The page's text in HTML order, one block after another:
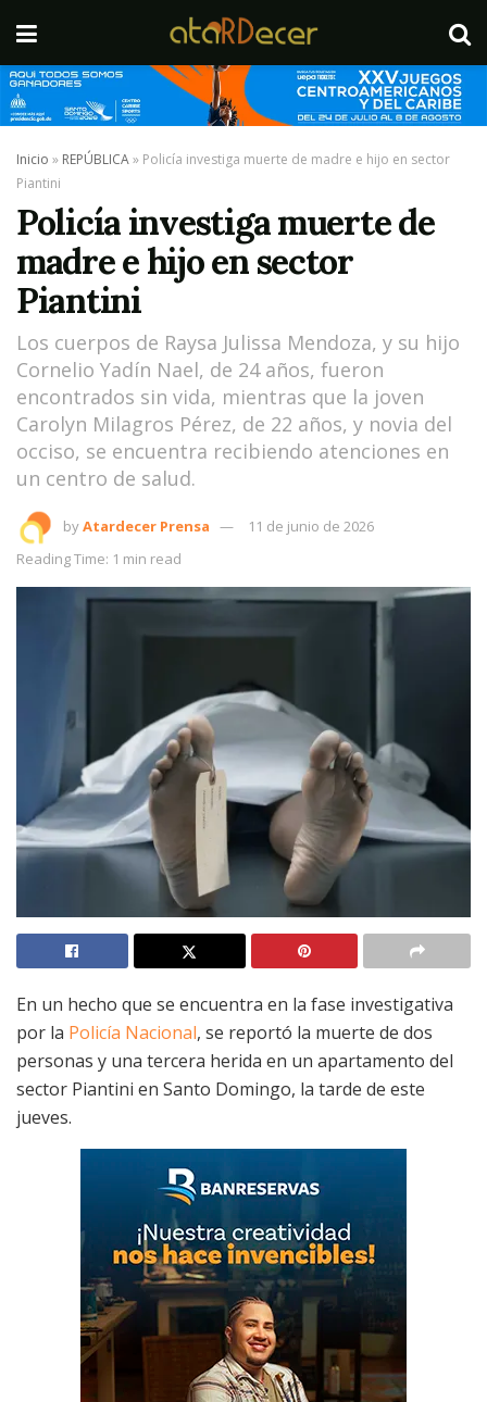
Inicio » REPÚBLICA» Policía investiga muerte de madre e hijo en sector
Piantini
Policía investiga muerte de
madre e hijo en sector
Piantini
Los cuerpos de Raysa Julissa Mendoza, y su hijo
Cornelio Yadín Nael, de 24 años, fueron
encontrados sin vida, mientras que la joven
Carolyn Milagros Pérez, de 22 años, y novia del
occiso, se encuentra recibiendo atenciones en
un centro de salud.
byAtardecer Prensa
11 de junio de 2026
Reading Time: 1 min read
En un hecho que se encuentra en la fase investigativa
por la Policía Nacional, se reportó la muerte de dos
personas y una tercera herida en un apartamento del
sector Piantini en Santo Domingo, la tarde de este
jueves.